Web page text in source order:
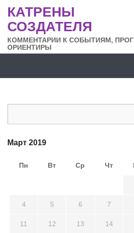
КАТРЕНЫ
СОЗДАТЕЛЯ
КОММЕНТАРИИ К СОБЫТИЯМ,
ОРИЕНТИРЫ
Март 2019
Пн Вт Ср Чт
4 5 6 7
11 12 13 14